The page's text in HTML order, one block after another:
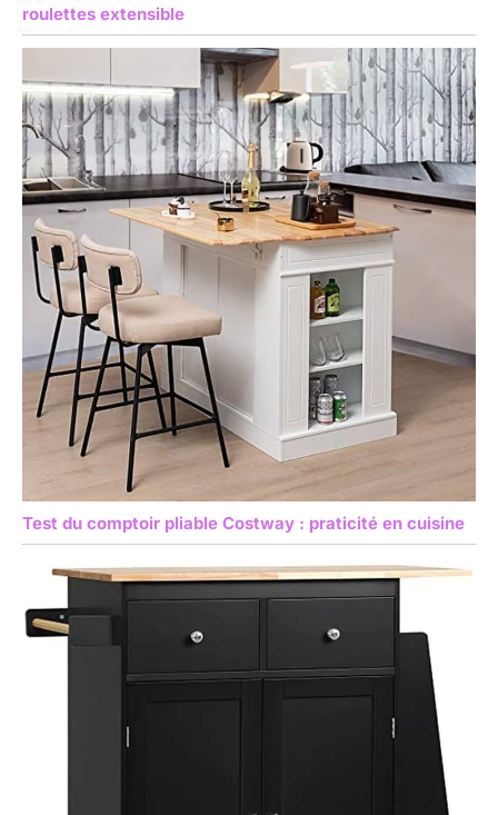
roulettes extensible
Test du comptoir pliable Costway : praticité en cuisine